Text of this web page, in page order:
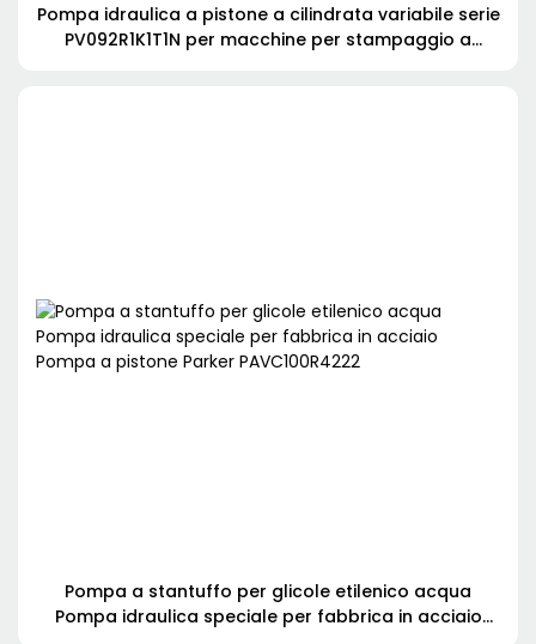
Pompa idraulica a pistone a cilindrata variabile serie
PV092R1K1T1N per macchine per stampaggio a
Pompa a stantuffo per glicole etilenico acqua
Pompa idraulica speciale per fabbrica in acciaio